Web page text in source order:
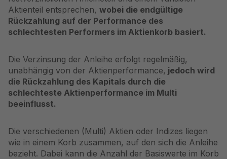
Aktienteil entsprechen, wobei die endgültige
Rückzahlung auf der Performance des
schlechtesten Performers im Aktienkorb basiert.
Die Verzinsung der Anleihe erfolgt regelmäßig,
unabhängig von der Aktienperformance, jedoch wird
die Rückzahlung des Kapitals durch die
schlechteste Aktienperformance im Multi
beeinflusst.
Die verschiedenen (Multi) Aktien oder Indizes liegen
wie in einem Korb zusammen, auf den sich die Anleihe
bezieht. Dabei kann die Anzahl der Basiswerte im Korb